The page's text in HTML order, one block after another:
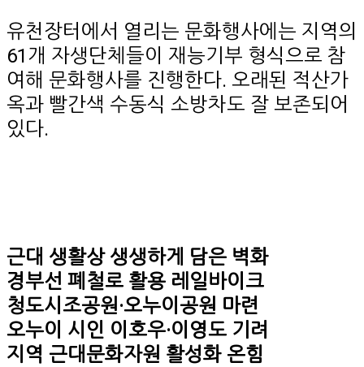
유천장터에서 열리는 문화행사에는 지역의
61개 자생단체들이 재능기부 형식으로 참
여해 문화행사를 진행한다. 오래된 적산가
옥과 빨간색 수동식 소방차도 잘 보존되어
있다.
근대 생활상 생생하게 담은 벽화
경부선 폐철로 활용 레일바이크
청도시조공원·오누이공원 마련
오누이 시인 이호우·이영도 기려
지역 근대문화자원 활성화 온힘